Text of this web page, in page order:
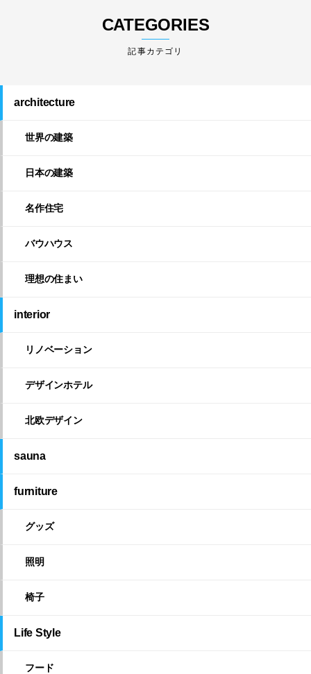
CATEGORIES
architecture
世界の建築
日本の建築
名作住宅
バウハウス
理想の住まい
interior
リノベーション
デザインホテル
北欧デザイン
sauna
furniture
グッズ
照明
椅子
Life Style
フード